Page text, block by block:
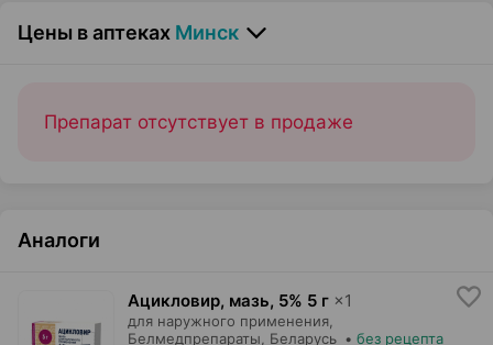
Цены в аптеках Минск
Препарат отсутствует в продаже
Аналоги
Ацикловир, мазь, 5% 5 г ×1
для наружного применения,
Белмедпрепараты, Беларусь • без рецепта